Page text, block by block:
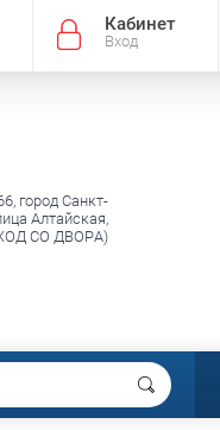
Кабинет
Вход
город Санкт-
Алтайская,
СО ДВОРА)